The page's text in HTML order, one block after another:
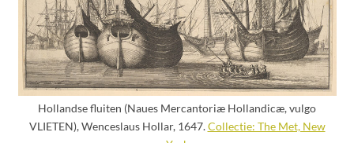
Hollandse fluiten (Naues Mercantoriæ Hollandicæ, vulgo
VLIETEN), Wenceslaus Hollar, 1647.Collectie: The Met, New